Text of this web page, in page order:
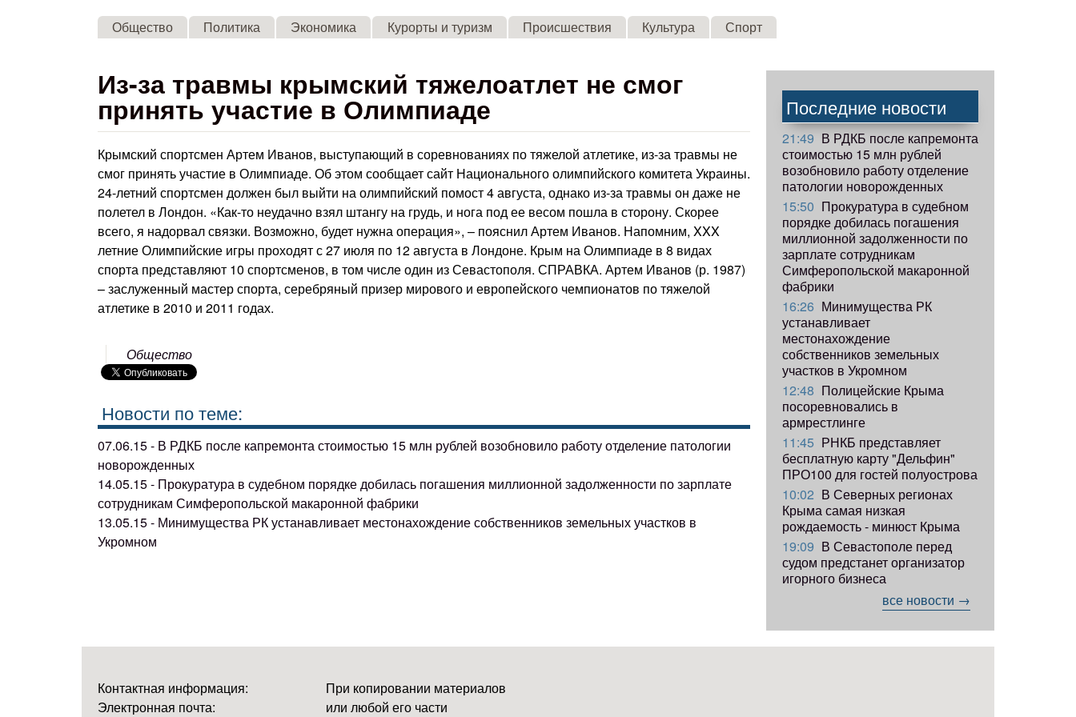
Skip to main content
Общество Политика Экономика Курорты и туризм Происшествия Культура Спорт
Из-за травмы крымский тяжелоатлет не смог
принять участие в Олимпиаде
Крымский спортсмен Артем Иванов, выступающий в соревнованиях по тяжелой атлетике, из-за травмы не
смог принять участие в Олимпиаде. Об этом сообщает сайт Национального олимпийского комитета Украины.
24-летний спортсмен должен был выйти на олимпийский помост 4 августа, однако из-за травмы он даже не
полетел в Лондон. «Как-то неудачно взял штангу на грудь, и нога под ее весом пошла в сторону. Скорее
всего, я надорвал связки. Возможно, будет нужна операция», – пояснил Артем Иванов. Напомним, XXX
летние Олимпийские игры проходят с 27 июля по 12 августа в Лондоне. Крым на Олимпиаде в 8 видах
спорта представляют 10 спортсменов, в том числе один из Севастополя. СПРАВКА. Артем Иванов (р. 1987)
– заслуженный мастер спорта, серебряный призер мирового и европейского чемпионатов по тяжелой
атлетике в 2010 и 2011 годах.
Общество
Новости по теме:
07.06.15 - В РДКБ после капремонта стоимостью 15 млн рублей возобновило работу отделение патологии
новорожденных
14.05.15 - Прокуратура в судебном порядке добилась погашения миллионной задолженности по зарплате
сотрудникам Симферопольской макаронной фабрики
13.05.15 - Минимущества РК устанавливает местонахождение собственников земельных участков в
Укромном
Последние новости
21:49 В РДКБ после капремонта
стоимостью 15 млн рублей
возобновило работу отделение
патологии новорожденных
15:50 Прокуратура в судебном
порядке добилась погашения
миллионной задолженности по
зарплате сотрудникам
Симферопольской макаронной
фабрики
16:26 Минимущества РК
устанавливает
местонахождение
собственников земельных
участков в Укромном
12:48 Полицейские Крыма
посоревновались в
армрестлинге
11:45 РНКБ представляет
бесплатную карту "Дельфин"
ПРО100 для гостей полуострова
10:02 В Северных регионах
Крыма самая низкая
рождаемость - минюст Крыма
19:09 В Севастополе перед
судом предстанет организатор
игорного бизнеса
все новости →
Контактная информация:
Электронная почта:
При копировании материалов
или любой его части